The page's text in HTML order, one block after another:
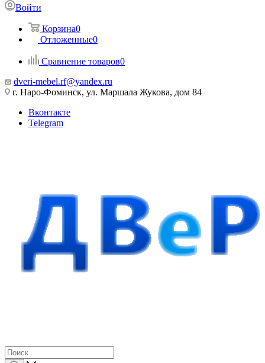
Войти
Корзина0
Отложенные0
Сравнение товаров0
dveri-mebel.rf@yandex.ru
г. Наро-Фоминск, ул. Маршала Жукова, дом 84
Вконтакте
Telegram